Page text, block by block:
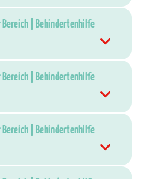
Bereich | Behindertenhilfe
Bereich | Behindertenhilfe
Bereich | Behindertenhilfe